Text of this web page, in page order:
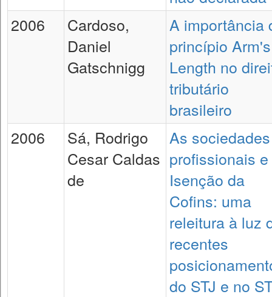
2006
Cardoso,
Daniel
Gatschnigg
A importância
princípio Arm's
Length no
tributário
brasileiro
2006
Sá, Rodrigo
Cesar Caldas
de
As
profissionais
Isenção da
Cofins: uma
releitura à luz
recentes
do STJ e no